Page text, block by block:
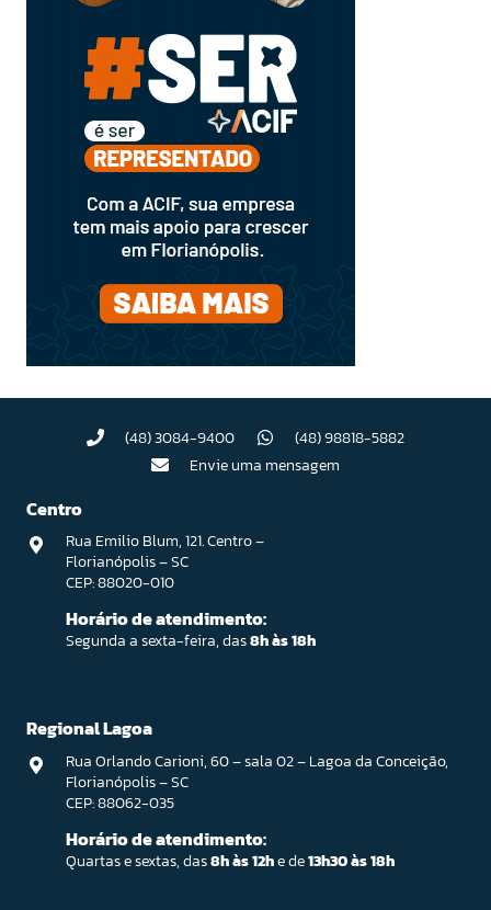
(48) 3084-9400
(48) 98818-5882
Envie uma mensagem
Centro
Rua Emilio Blum, 121. Centro –
Florianópolis – SC
CEP: 88020-010
Horário de atendimento:
Segunda a sexta-feira, das8h às 18h
Regional Lagoa
Rua Orlando Carioni, 60 – sala 02 – Lagoa da Conceição,
Florianópolis – SC
CEP: 88062-035
Horário de atendimento:
Quartas e sextas, das8h às 12he de13h30 às 18h